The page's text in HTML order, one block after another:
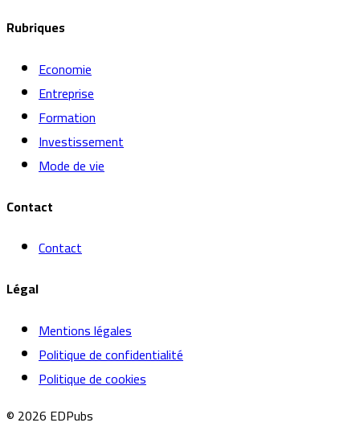
Rubriques
Economie
Entreprise
Formation
Investissement
Mode de vie
Contact
Contact
Légal
Mentions légales
Politique de confidentialité
Politique de cookies
© 2026 EDPubs